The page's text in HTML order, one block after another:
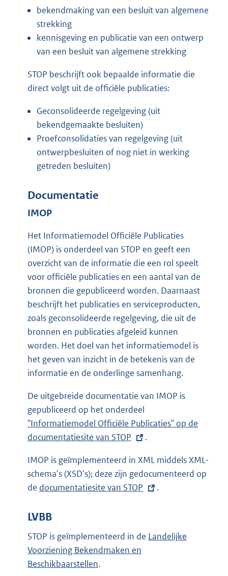
i
k
:
n
k
bekendmaking van een besluit van algemene
strekking
kennisgeving en publicatie van een ontwerp
van een besluit van algemene strekking
STOP beschrijft ook bepaalde informatie die
direct volgt uit de officiële publicaties:
Geconsolideerde regelgeving (uit
bekendgemaakte besluiten)
Proefconsolidaties van regelgeving (uit
ontwerpbesluiten of nog niet in werking
getreden besluiten)
Documentatie
IMOP
Het Informatiemodel Officiële Publicaties
(IMOP) is onderdeel van STOP en geeft een
overzicht van de informatie die een rol speelt
voor officiële publicaties en een aantal van de
bronnen die gepubliceerd worden. Daarnaast
beschrijft het publicaties en serviceproducten,
zoals geconsolideerde regelgeving, die uit de
bronnen en publicaties afgeleid kunnen
worden. Het doel van het informatiemodel is
het geven van inzicht in de betekenis van de
informatie en de onderlinge samenhang.
De uitgebreide documentatie van IMOP is
gepubliceerd op het onderdeel
E
x
e
r
n
l
i
n
k
"Informatiemodel Officiële Publicaties" op de
documentatiesite van STOP
.
IMOP is geïmplementeerd in XML middels XML-
schema's (XSD's); deze zijn gedocumenteerd op
de E
t
r
n
e
documentatiesite van STOP .
LVBB
STOP is geïmplementeerd in de Landelijke
Voorziening Bekendmaken en
Beschikbaarstellen.